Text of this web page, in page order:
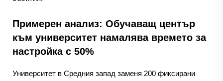
Примерен анализ: Обучаващ център
към университет намалява времето за
настройка с 50%
Университет в Средния запад заменя 200 фиксирани